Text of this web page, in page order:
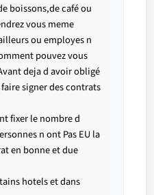
boissons,de café ou
vous meme
ou employes n
pouvez vous
deja d avoir obligé
signer des contrats
fixer le nombre d
n ont Pas EU la
en bonne et due
hotels et dans